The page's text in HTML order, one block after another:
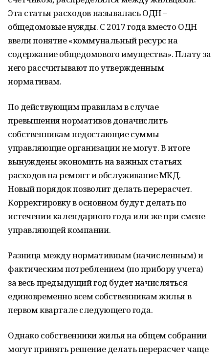
Эта статья расходов называлась ОДН –
общедомовые нужды. С 2017 года вместо ОДН
ввели понятие «коммунальный ресурс на
содержание общедомового имущества». Плату за
него рассчитывают по утвержденным
нормативам.
По действующим правилам в случае
превышения нормативов доначислить
собственникам недостающие суммы
управляющие организации не могут. В итоге
вынуждены экономить на важных статьях
расходов на ремонт и обслуживание МКД.
Новый порядок позволит делать перерасчет.
Корректировку в основном будут делать по
истечении календарного года или же при смене
управляющей компании.
Разница между нормативным (начисленным) и
фактическим потреблением (по прибору учета)
за весь предыдущий год будет начисляться
единовременно всем собственникам жилья в
первом квартале следующего года.
Однако собственники жилья на общем собрании
могут принять решение делать перерасчет чаще